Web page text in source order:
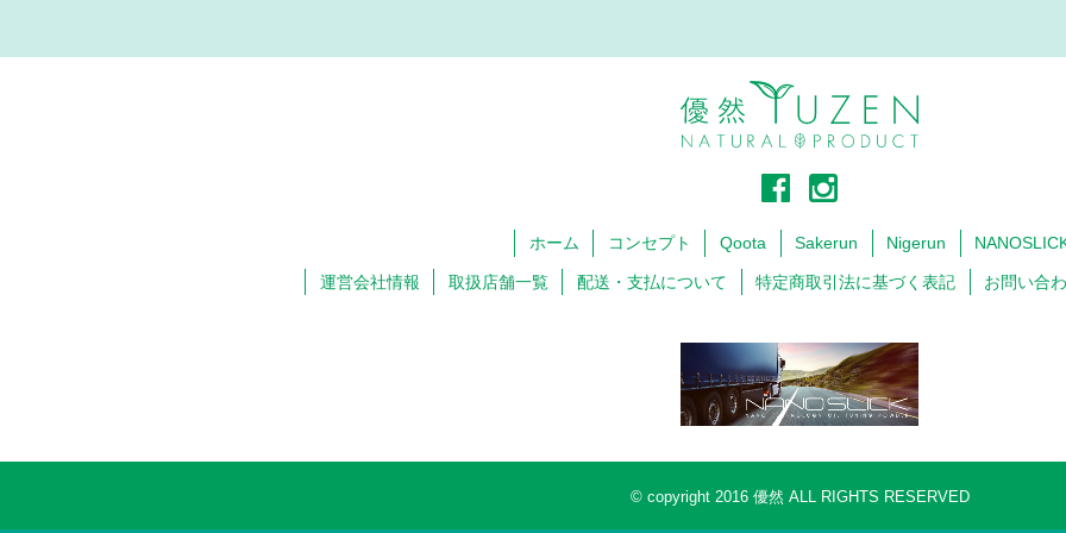
ホーム コンセプト Qoota Sakerun Nigerun
運営会社情報 取扱店舗一覧 配送・支払について 特定商取引法に基づく表記 お問い合
© copyright 2016 優然 ALL RIGHTS RESERVED